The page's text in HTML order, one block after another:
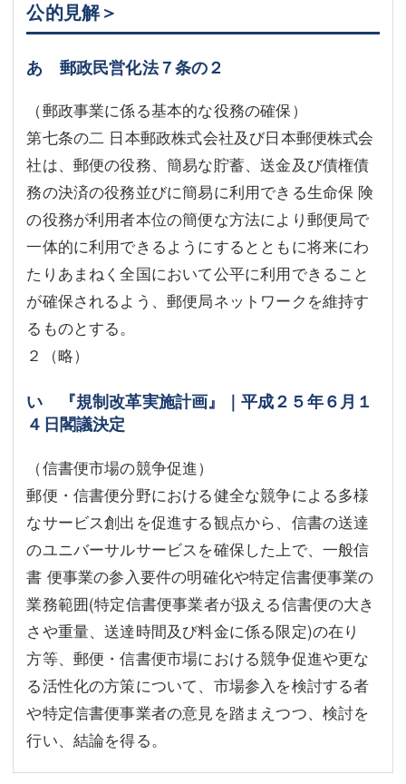
公的見解＞
あ 郵政民営化法７条の２
（郵政事業に係る基本的な役務の確保）
第七条の二 日本郵政株式会社及び日本郵便株式会
社は、郵便の役務、簡易な貯蓄、送金及び債権債
務の決済の役務並びに簡易に利用できる生命保 険
の役務が利用者本位の簡便な方法により郵便局で
一体的に利用できるようにするとともに将来にわ
たりあまねく全国において公平に利用できること
が確保されるよう、郵便局ネットワークを維持す
るものとする。
２（略）
い 『規制改革実施計画』｜平成２５年６月１
４日閣議決定
（信書便市場の競争促進）
郵便・信書便分野における健全な競争による多様
なサービス創出を促進する観点から、信書の送達
のユニバーサルサービスを確保した上で、一般信
書 便事業の参入要件の明確化や特定信書便事業の
業務範囲(特定信書便事業者が扱える信書便の大き
さや重量、送達時間及び料金に係る限定)の在り
方等、郵便・信書便市場における競争促進や更な
る活性化の方策について、市場参入を検討する者
や特定信書便事業者の意見を踏まえつつ、検討を
行い、結論を得る。